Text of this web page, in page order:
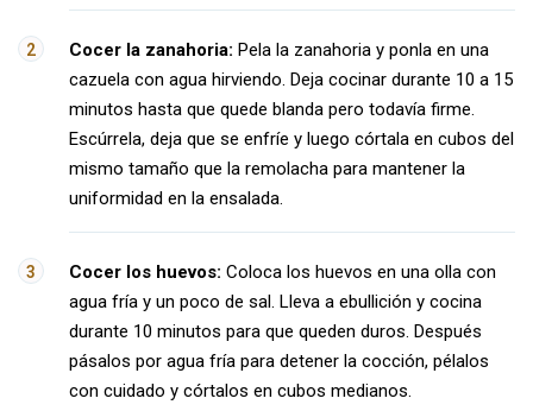
Cocer la zanahoria: Pela la zanahoria y ponla en una
cazuela con agua hirviendo. Deja cocinar durante 10 a 15
minutos hasta que quede blanda pero todavía firme.
Escúrrela, deja que se enfríe y luego córtala en cubos del
mismo tamaño que la remolacha para mantener la
uniformidad en la ensalada.
Cocer los huevos: Coloca los huevos en una olla con
agua fría y un poco de sal. Lleva a ebullición y cocina
durante 10 minutos para que queden duros. Después
pásalos por agua fría para detener la cocción, pélalos
con cuidado y córtalos en cubos medianos.